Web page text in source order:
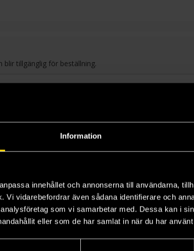
Information
innehållet och annonserna till användarna,
Vi vidarebefordrar även sådana identifierare och
som vi samarbetar med. Dessa kan i
eller som de har samlat in när du har
blir tillgänglig för beställning.